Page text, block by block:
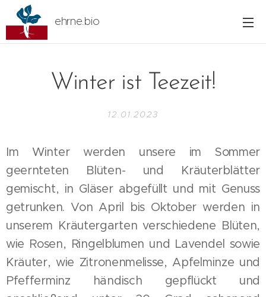
ehrne.bio
Winter ist Teezeit!
12.01.2023
Im Winter werden unsere im Sommer
geernteten Blüten- und Kräuterblätter
gemischt, in Gläser abgefüllt und mit Genuss
getrunken. Von April bis Oktober werden in
unserem Kräutergarten verschiedene Blüten,
wie Rosen, Ringelblumen und Lavendel sowie
Kräuter, wie Zitronenmelisse, Apfelminze und
Pfefferminz händisch gepflückt und